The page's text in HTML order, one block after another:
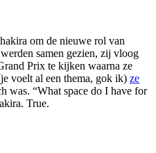
om de nieuwe rol van
samen gezien, zij vloog
Prix te kijken waarna ze
voelt al een thema, gok ik) ze
was. “What space do I have for
True.